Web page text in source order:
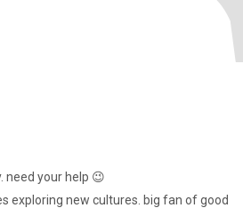
need your help 😉
exploring new cultures. big fan of good